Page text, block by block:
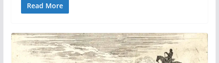
Read More